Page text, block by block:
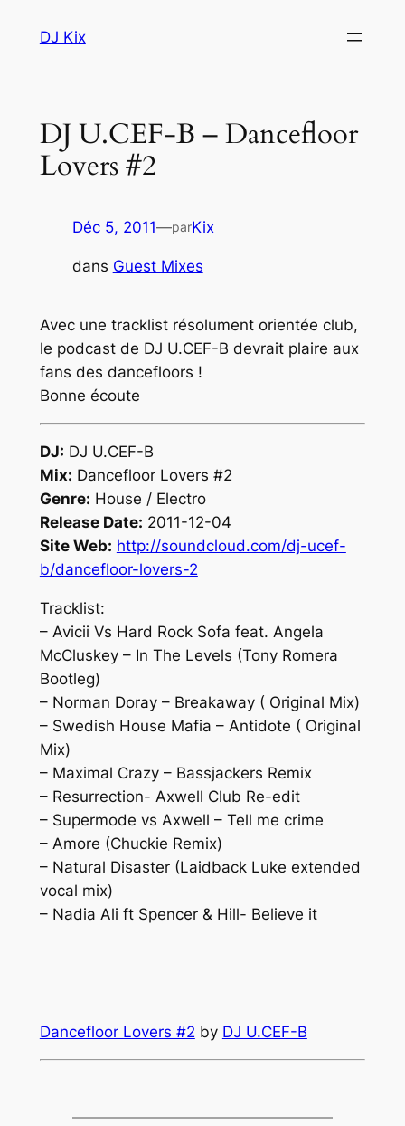
DJ Kix
DJ U.CEF-B – Dancefloor
Lovers #2
Déc 5, 2011—parKix
dans Guest Mixes
Avec une tracklist résolument orientée club,
le podcast de DJ U.CEF-B devrait plaire aux
fans des dancefloors !
Bonne écoute
DJ: DJ U.CEF-B
Mix: Dancefloor Lovers #2
Genre: House / Electro
Release Date: 2011-12-04
Site Web: http://soundcloud.com/dj-ucef-
b/dancefloor-lovers-2
Tracklist:
– Avicii Vs Hard Rock Sofa feat. Angela
McCluskey – In The Levels (Tony Romera
Bootleg)
– Norman Doray – Breakaway ( Original Mix)
– Swedish House Mafia – Antidote ( Original
Mix)
– Maximal Crazy – Bassjackers Remix
– Resurrection- Axwell Club Re-edit
– Supermode vs Axwell – Tell me crime
– Amore (Chuckie Remix)
– Natural Disaster (Laidback Luke extended
vocal mix)
– Nadia Ali ft Spencer & Hill- Believe it
Dancefloor Lovers #2 by DJ U.CEF-B